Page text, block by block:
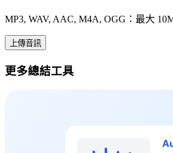
MP3, WAV, AAC, M4A, OGG：最大
上傳音訊
更多總結工具